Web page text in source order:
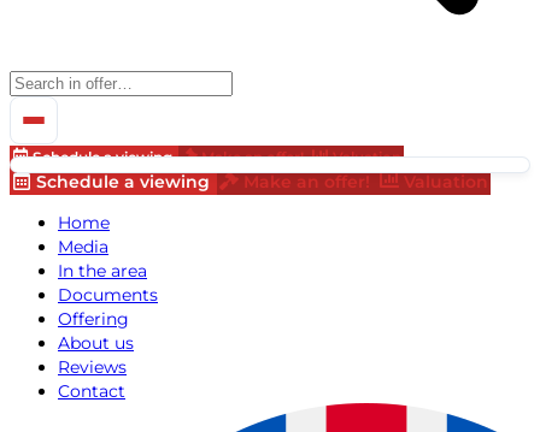
Schedule a viewing Make an offer! Valuation
Schedule a viewing Make an offer!
Valuation
Home
Media
In the area
Documents
Offering
About us
Reviews
Contact